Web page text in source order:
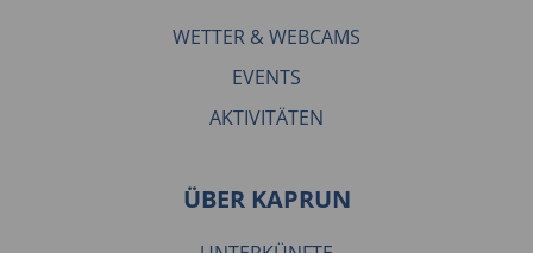
WETTER & WEBCAMS
EVENTS
AKTIVITÄTEN
ÜBER KAPRUN